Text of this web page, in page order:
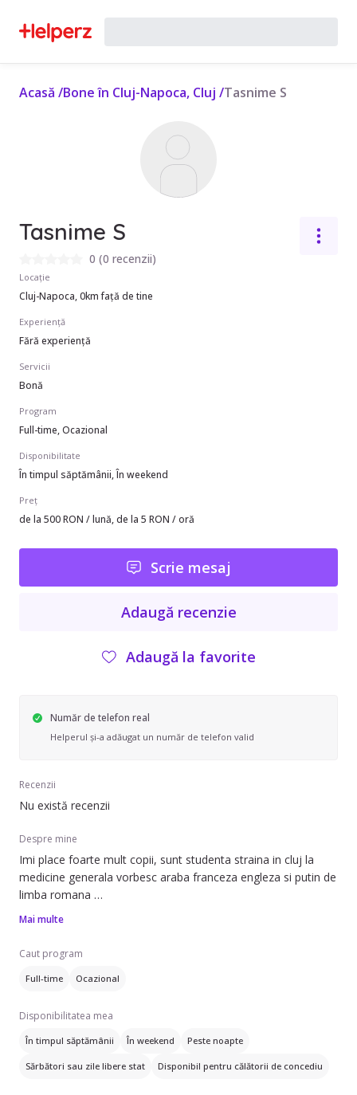
Acasă /Bone în Cluj-Napoca, Cluj /Tasnime S
Tasnime S
0 (0 recenzii)
Locație
Cluj-Napoca, 0km față de tine
Experiență
Fără experiență
Servicii
Bonă
Program
Full-time, Ocazional
Disponibilitate
În timpul săptămânii, În weekend
Preț
de la 500 RON / lună, de la 5 RON / oră
Scrie mesaj
Adaugă recenzie
Adaugă la favorite
Număr de telefon real
Helperul și-a adăugat un număr de telefon valid
Recenzii
Nu există recenzii
Despre mine
Imi place foarte mult copii, sunt studenta straina in cluj la
medicine generala vorbesc araba franceza engleza si putin de
limba romana
Si am deja experiantat cu copii
Mai multe
Caut program
Full-time Ocazional
Disponibilitatea mea
În timpul săptămânii În weekend Peste noapte
Sărbători sau zile libere stat Disponibil pentru călătorii de concediu